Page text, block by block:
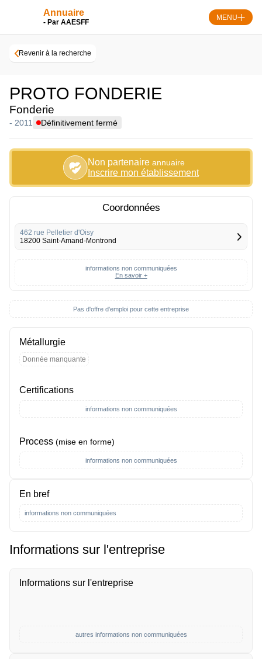
Annuaire
- Par AAESFF
MENU
Revenir à la recherche
PROTO FONDERIE
Fonderie
- 2011 Définitivement fermé
Non partenaire annuaire
Inscrire mon établissement
Pas d'offre d'emploi pour cette entreprise
Coordonnées
462 rue Pelletier d'Oisy
18200 Saint-Amand-Montrond
informations non communiquées
En savoir +
Métallurgie
Donnée manquante
Certifications
informations non communiquées
Process (mise en forme)
informations non communiquées
En bref
informations non communiquées
Informations sur l'entreprise
Informations sur l'entreprise
autres informations non communiquées